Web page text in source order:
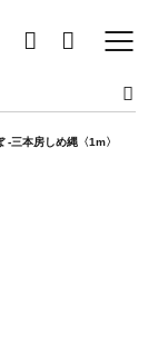
-三本房しめ縄〈1m〉